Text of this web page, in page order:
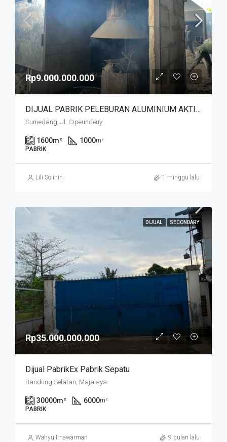
Rp9.000.000.000
DIJUAL PABRIK PELEBURAN ALUMINIUM AKTIF JL. CIPEUNDEUY SUMEDANG — JUAL ALL IN
Sumedang, Jl. Cipeundeuy
1600m² 1000m²
PABRIK
Lili Solihin 1 minggu lalu
DIJUAL SECONDARY
Rp35.000.000.000
Dijual PabrikEx Pabrik Sepatu
Bandung Selatan, Majalaya
30000m² 6000m²
PABRIK
Wahyu Irnawarman 9 bulan lalu